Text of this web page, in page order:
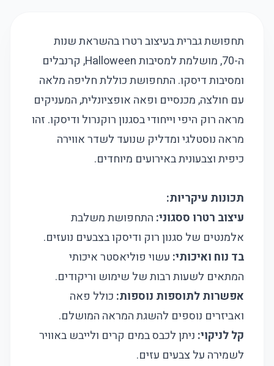
תחפושת גברית בעיצוב רטרו בהשראת שנות
ה-70, מושלמת למסיבות Halloween, קרנבלים
ומסיבות דיסקו. התחפושת כוללת חליפה מלאה
עם חולצה, מכנסיים ופאה אופציונלית, המעניקים
מראה רוק היפי וייחודי בסגנון רוקנרול ודיסקו. זהו
מראה נוסטלגי ומדליק שנועד לשדר אווירה
כיפית וצבעונית באירועים מיוחדים.
תכונות עיקריות:
עיצוב רטרו ססגוני: התחפושת משלבת
אלמנטים של סגנון רוק ודיסקו בצבעים נועזים.
בד נוח ואיכותי: עשוי פוליאסטר איכותי
המתאים לשעות רבות של שימוש וריקודים.
אפשרות לתוספות נוספות: כולל פאה
ואביזרים נוספים להשגת המראה המושלם.
קל לניקוי: ניתן לכבס במים קרים ולייבש באוויר
לשמירה על צבעים עזים.